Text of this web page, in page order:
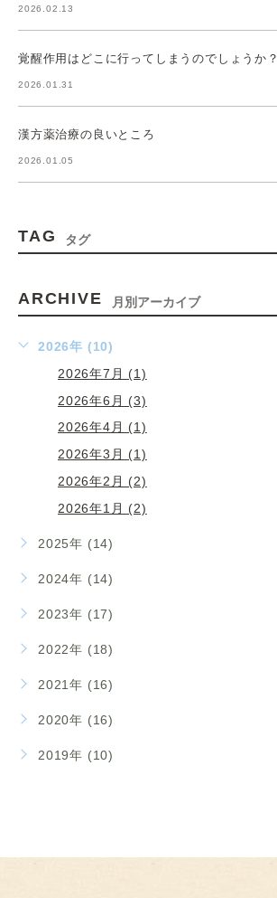
2026.02.13
覚醒作用はどこに行ってしまうのでしょうか？
2026.01.31
漢方薬治療の良いところ
2026.01.05
TAG タグ
ARCHIVE 月別アーカイブ
2026年 (10)
2026年7月 (1)
2026年6月 (3)
2026年4月 (1)
2026年3月 (1)
2026年2月 (2)
2026年1月 (2)
2025年 (14)
2024年 (14)
2023年 (17)
2022年 (18)
2021年 (16)
2020年 (16)
2019年 (10)